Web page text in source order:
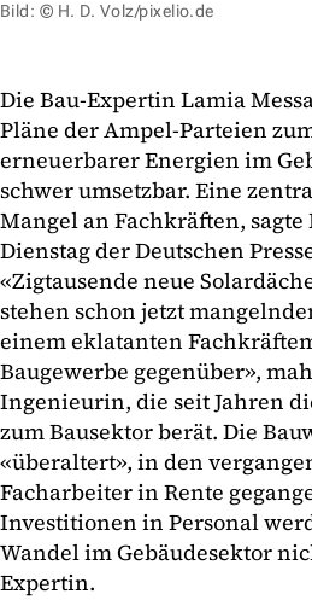
Bild: © H. D. Volz/pixelio.de
Die Bau-Expertin Lamia
Pläne der Ampel-Parteien
erneuerbarer Energien im
schwer umsetzbar. Eine
Mangel an Fachkräften,
Dienstag der Deutschen
«Zigtausende neue
stehen schon jetzt
einem eklatanten
Baugewerbe gegenüber»,
Ingenieurin, die seit Jahren
zum Bausektor berät. Die
«überaltert», in den
Facharbeiter in Rente
Investitionen in Personal
Wandel im Gebäudesektor
Expertin.